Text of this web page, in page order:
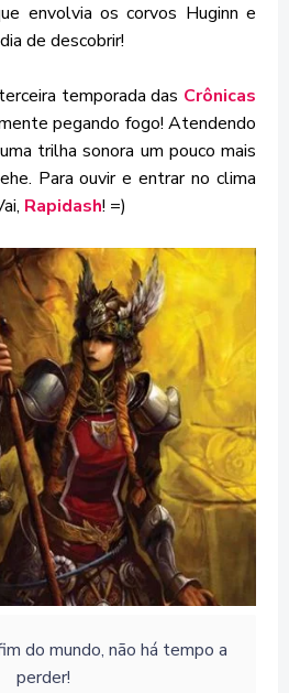
envolvia os corvos Huginn e
de descobrir!
temporada das Crônicas
pegando fogo! Atendendo
trilha sonora um pouco mais
Para ouvir e entrar no clima
Rapidash! =)
do mundo, não há tempo a
perder!